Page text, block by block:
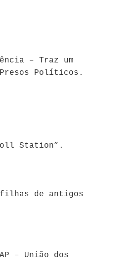
– Traz um
Presos Políticos.
Station”.
filhas de antigos
– União dos